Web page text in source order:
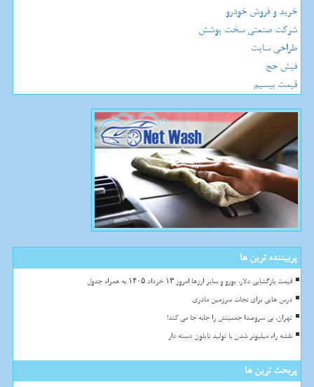
خرید و فروش خودرو
شرکت صنعتی سخت پوشش
طراحی سایت
فیش حج
قیمت بیسیم
پربیننده ترین ها
قیمت بازگشایی دلار، یورو و سایر ارزها امروز ۱۳ خرداد ۱۴۰۵ به همراه جدول
درس هایی برای نجات سرزمین مادری
تهران، بی سروصدا جمعیتش را جابه جا می کند!
نقشه راه میلیونر شدن با تولید نایلون دسته دار
پربحث ترین ها